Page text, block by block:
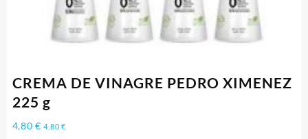
CREMA DE VINAGRE PEDRO XIMENEZ
225 g
4,80 € 4,80 €